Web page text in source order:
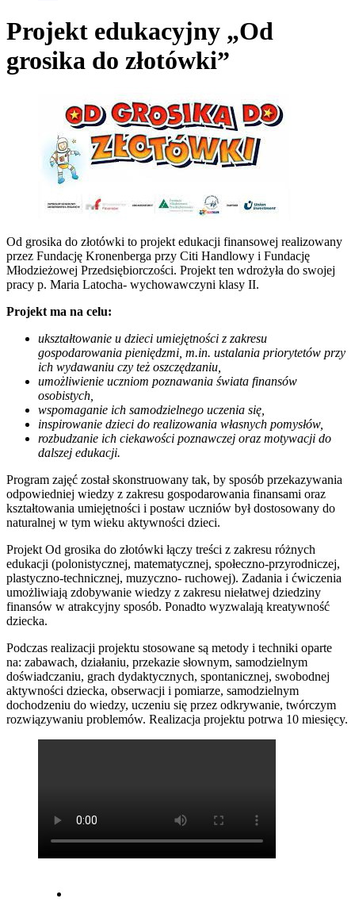
Projekt edukacyjny „Od
grosika do złotówki”
Od grosika do złotówki to projekt edukacji finansowej realizowany
przez Fundację Kronenberga przy Citi Handlowy i Fundację
Młodzieżowej Przedsiębiorczości. Projekt ten wdrożyła do swojej
pracy p. Maria Latocha- wychowawczyni klasy II.
Projekt ma na celu:
ukształtowanie u dzieci umiejętności z zakresu
gospodarowania pieniędzmi, m.in. ustalania priorytetów przy
ich wydawaniu czy też oszczędzaniu,
umożliwienie uczniom poznawania świata finansów
osobistych,
wspomaganie ich samodzielnego uczenia się,
inspirowanie dzieci do realizowania własnych pomysłów,
rozbudzanie ich ciekawości poznawczej oraz motywacji do
dalszej edukacji.
Program zajęć został skonstruowany tak, by sposób przekazywania
odpowiedniej wiedzy z zakresu gospodarowania finansami oraz
kształtowania umiejętności i postaw uczniów był dostosowany do
naturalnej w tym wieku aktywności dzieci.
Projekt Od grosika do złotówki łączy treści z zakresu różnych
edukacji (polonistycznej, matematycznej, społeczno-przyrodniczej,
plastyczno-technicznej, muzyczno- ruchowej). Zadania i ćwiczenia
umożliwiają zdobywanie wiedzy z zakresu niełatwej dziedziny
finansów w atrakcyjny sposób. Ponadto wyzwalają kreatywność
dziecka.
Podczas realizacji projektu stosowane są metody i techniki oparte
na: zabawach, działaniu, przekazie słownym, samodzielnym
doświadczaniu, grach dydaktycznych, spontanicznej, swobodnej
aktywności dziecka, obserwacji i pomiarze, samodzielnym
dochodzeniu do wiedzy, uczeniu się przez odkrywanie, twórczym
rozwiązywaniu problemów. Realizacja projektu potrwa 10 miesięcy.